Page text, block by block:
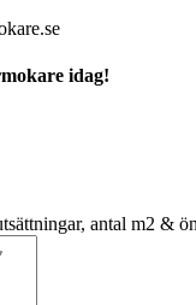
idag!
antal m2 &